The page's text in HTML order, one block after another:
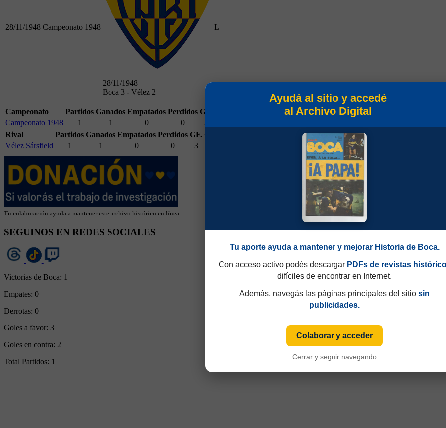
28/11/1948 Campeonato 1948
28/11/1948
Boca 3 - Vélez 2
L
Campeonato Partidos Ganados Empatados Perdidos GF.
Campeonato 1948
1 1 0 0 3
Rival
Partidos Ganados Empatados Perdidos GF. GC.
Vélez Sársfield
1 1 0 0 3
Tu colaboración ayuda a mantener este archivo histórico en línea
SEGUINOS EN REDES SOCIALES
Victorias de Boca: 1
Empates: 0
Derrotas: 0
Goles a favor: 3
Goles en contra: 2
Total Partidos: 1
Ayudá al sitio y accedé
al Archivo Digital
Tu aporte ayuda a mantener y mejorar Historia de Boca.
Con acceso activo podés descargar PDFs de revistas
difíciles de encontrar en Internet.
Además, navegás las páginas principales del sitio sin
publicidades.
Colaborar y acceder
Cerrar y seguir navegando